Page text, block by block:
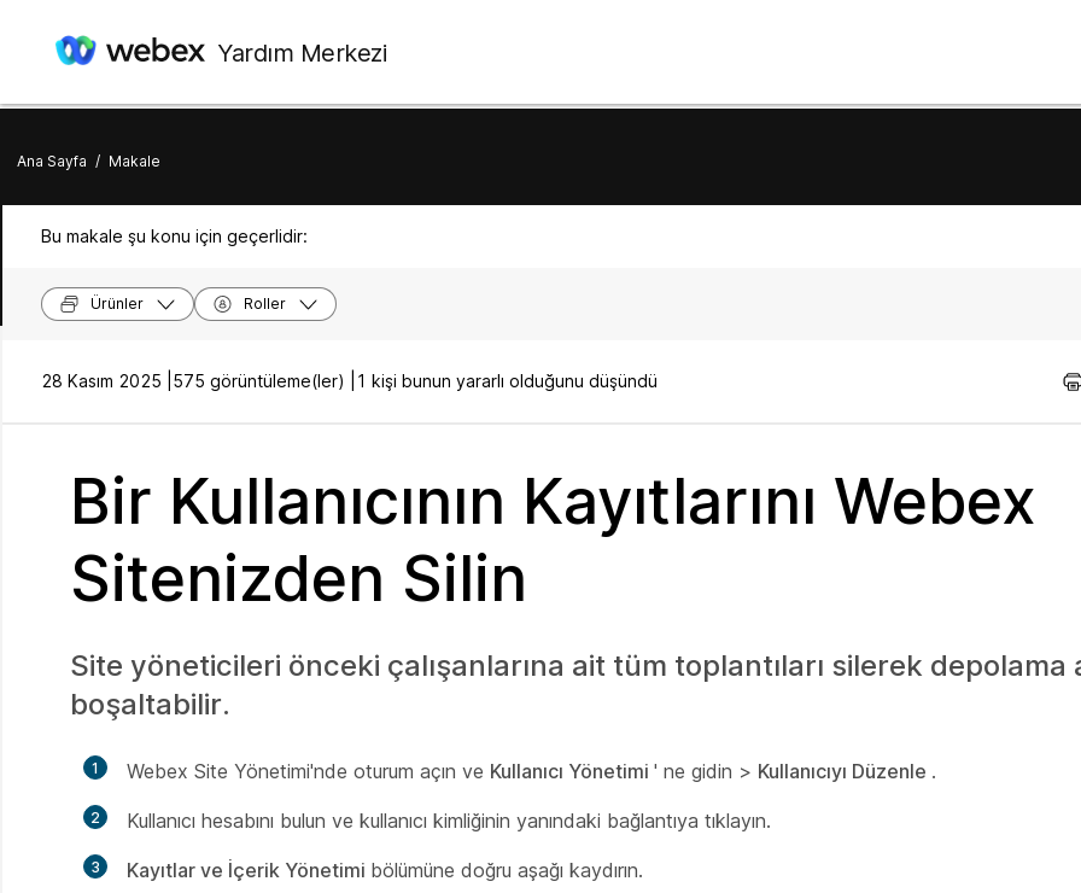
Yardım Merkezi
Ana Sayfa / Makale
Bu makale şu konu için geçerlidir:
Ürünler Roller
28 Kasım 2025 | 575 görüntüleme(ler) | 1 kişi bunun yararlı olduğunu düşündü
Bir Kullanıcının Kayıtlarını Webex
Sitenizden Silin
Site yöneticileri önceki çalışanlarına ait tüm toplantıları silerek depolama
boşaltabilir.
1 Webex Site Yönetimi'nde oturum açın ve Kullanıcı Yönetimi ' ne gidin > Kullanıcıyı Düzenle .
2 Kullanıcı hesabını bulun ve kullanıcı kimliğinin yanındaki bağlantıya tıklayın.
3 Kayıtlar ve İçerik Yönetimi bölümüne doğru aşağı kaydırın.